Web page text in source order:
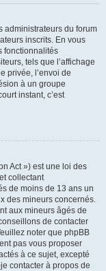
administrateurs du forum
inscrits. En vous
fonctionnalités
tels que l’affichage
privée, l’envoi de
à un groupe
instant, c’est
Act ») est une loi des
collectant
de moins de 13 ans un
des mineurs concernés.
aux mineurs âgés de
de contacter
noter que phpBB
pas vous proposer
à ce sujet, excepté
contacter à propos de